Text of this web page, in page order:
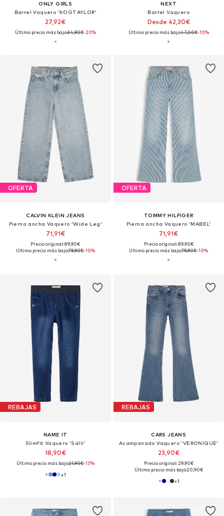
ONLY GIRLS
Barrel Vaquero 'KOGTAYLOR'
27,92€
Último precio más bajo:34,90€-20%
NEXT
Barrel Vaquero
Desde 42,30€
Último precio más bajo:47,00€-10%
OFERTA
CALVIN KLEIN JEANS
Pierna ancha Vaquero 'Wide Leg'
71,91€
Precio original: 89,90€
Último precio más bajo:79,90€-10%
OFERTA
TOMMY HILFIGER
Pierna ancha Vaquero 'MABEL'
71,91€
Precio original: 89,90€
Último precio más bajo:79,90€-10%
REBAJAS
NAME IT
Slimfit Vaquero 'Salli'
18,90€
Último precio más bajo:21,90€-13%
+1
REBAJAS
CARS JEANS
Acampanado Vaquero 'VERONIQUE'
23,90€
Precio original: 29,90€
Último precio más bajo:20,90€
+1